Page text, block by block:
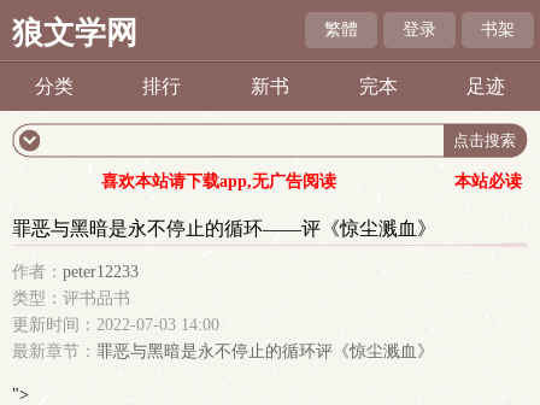
狼文学网 繁體 登录 书架
分类 排行 新书 完本 足迹
喜欢本站请下载app,无广告阅读 本站必读
罪恶与黑暗是永不停止的循环——评《惊尘溅血》
作者： peter12233
类型：评书品书
更新时间：2022-07-03 14:00
最新章节： 罪恶与黑暗是永不停止的循环评《惊尘溅血》
">